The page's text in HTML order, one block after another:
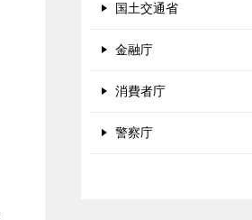
国土交通省
金融庁
消費者庁
警察庁